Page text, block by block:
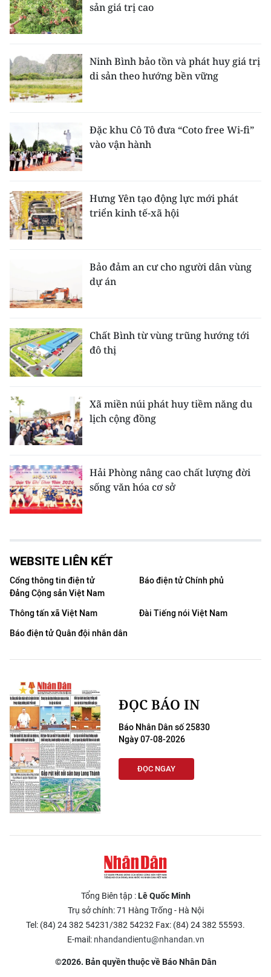
sản giá trị cao
Ninh Bình bảo tồn và phát huy giá trị
di sản theo hướng bền vững
Đặc khu Cô Tô đưa “Coto free Wi-fi”
vào vận hành
Hưng Yên tạo động lực mới phát
triển kinh tế-xã hội
Bảo đảm an cư cho người dân vùng
dự án
Chất Bình từ vùng trũng hướng tới
đô thị
Xã miền núi phát huy tiềm năng du
lịch cộng đồng
Hải Phòng nâng cao chất lượng đời
sống văn hóa cơ sở
WEBSITE LIÊN KẾT
Cổng thông tin điện tử
Đảng Cộng sản Việt Nam
Báo điện tử Chính phủ
Thông tấn xã Việt Nam
Đài Tiếng nói Việt Nam
Báo điện tử Quân đội nhân dân
ĐỌC BÁO IN
Báo Nhân Dân số 25830
Ngày 07-08-2026
ĐỌC NGAY
Tổng Biên tập :Lê Quốc Minh
Trụ sở chính: 71 Hàng Trống - Hà Nội
Tel: (84) 24 382 54231/382 54232 Fax: (84) 24 382 55593.
E-mail: nhandandientu@nhandan.vn
©2026. Bản quyền thuộc về Báo Nhân Dân